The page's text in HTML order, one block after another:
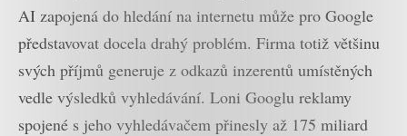
AI zapojená do hledání na internetu může pro Google
představovat docela drahý problém. Firma totiž většinu
svých příjmů generuje z odkazů inzerentů umístěných
vedle výsledků vyhledávání. Loni Googlu reklamy
spojené s jeho vyhledávačem přinesly až 175 miliard